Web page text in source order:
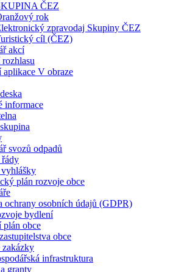
ČEZ
rok
zpravodaj Skupiny ČEZ
cíl (ČEZ)
akcí
V obraze
informace
svozů odpadů
řády
plán rozvoje obce
ochrany osobních údajů (GDPR)
bydlení
plán obce
obce
zakázky
infrastruktura
granty